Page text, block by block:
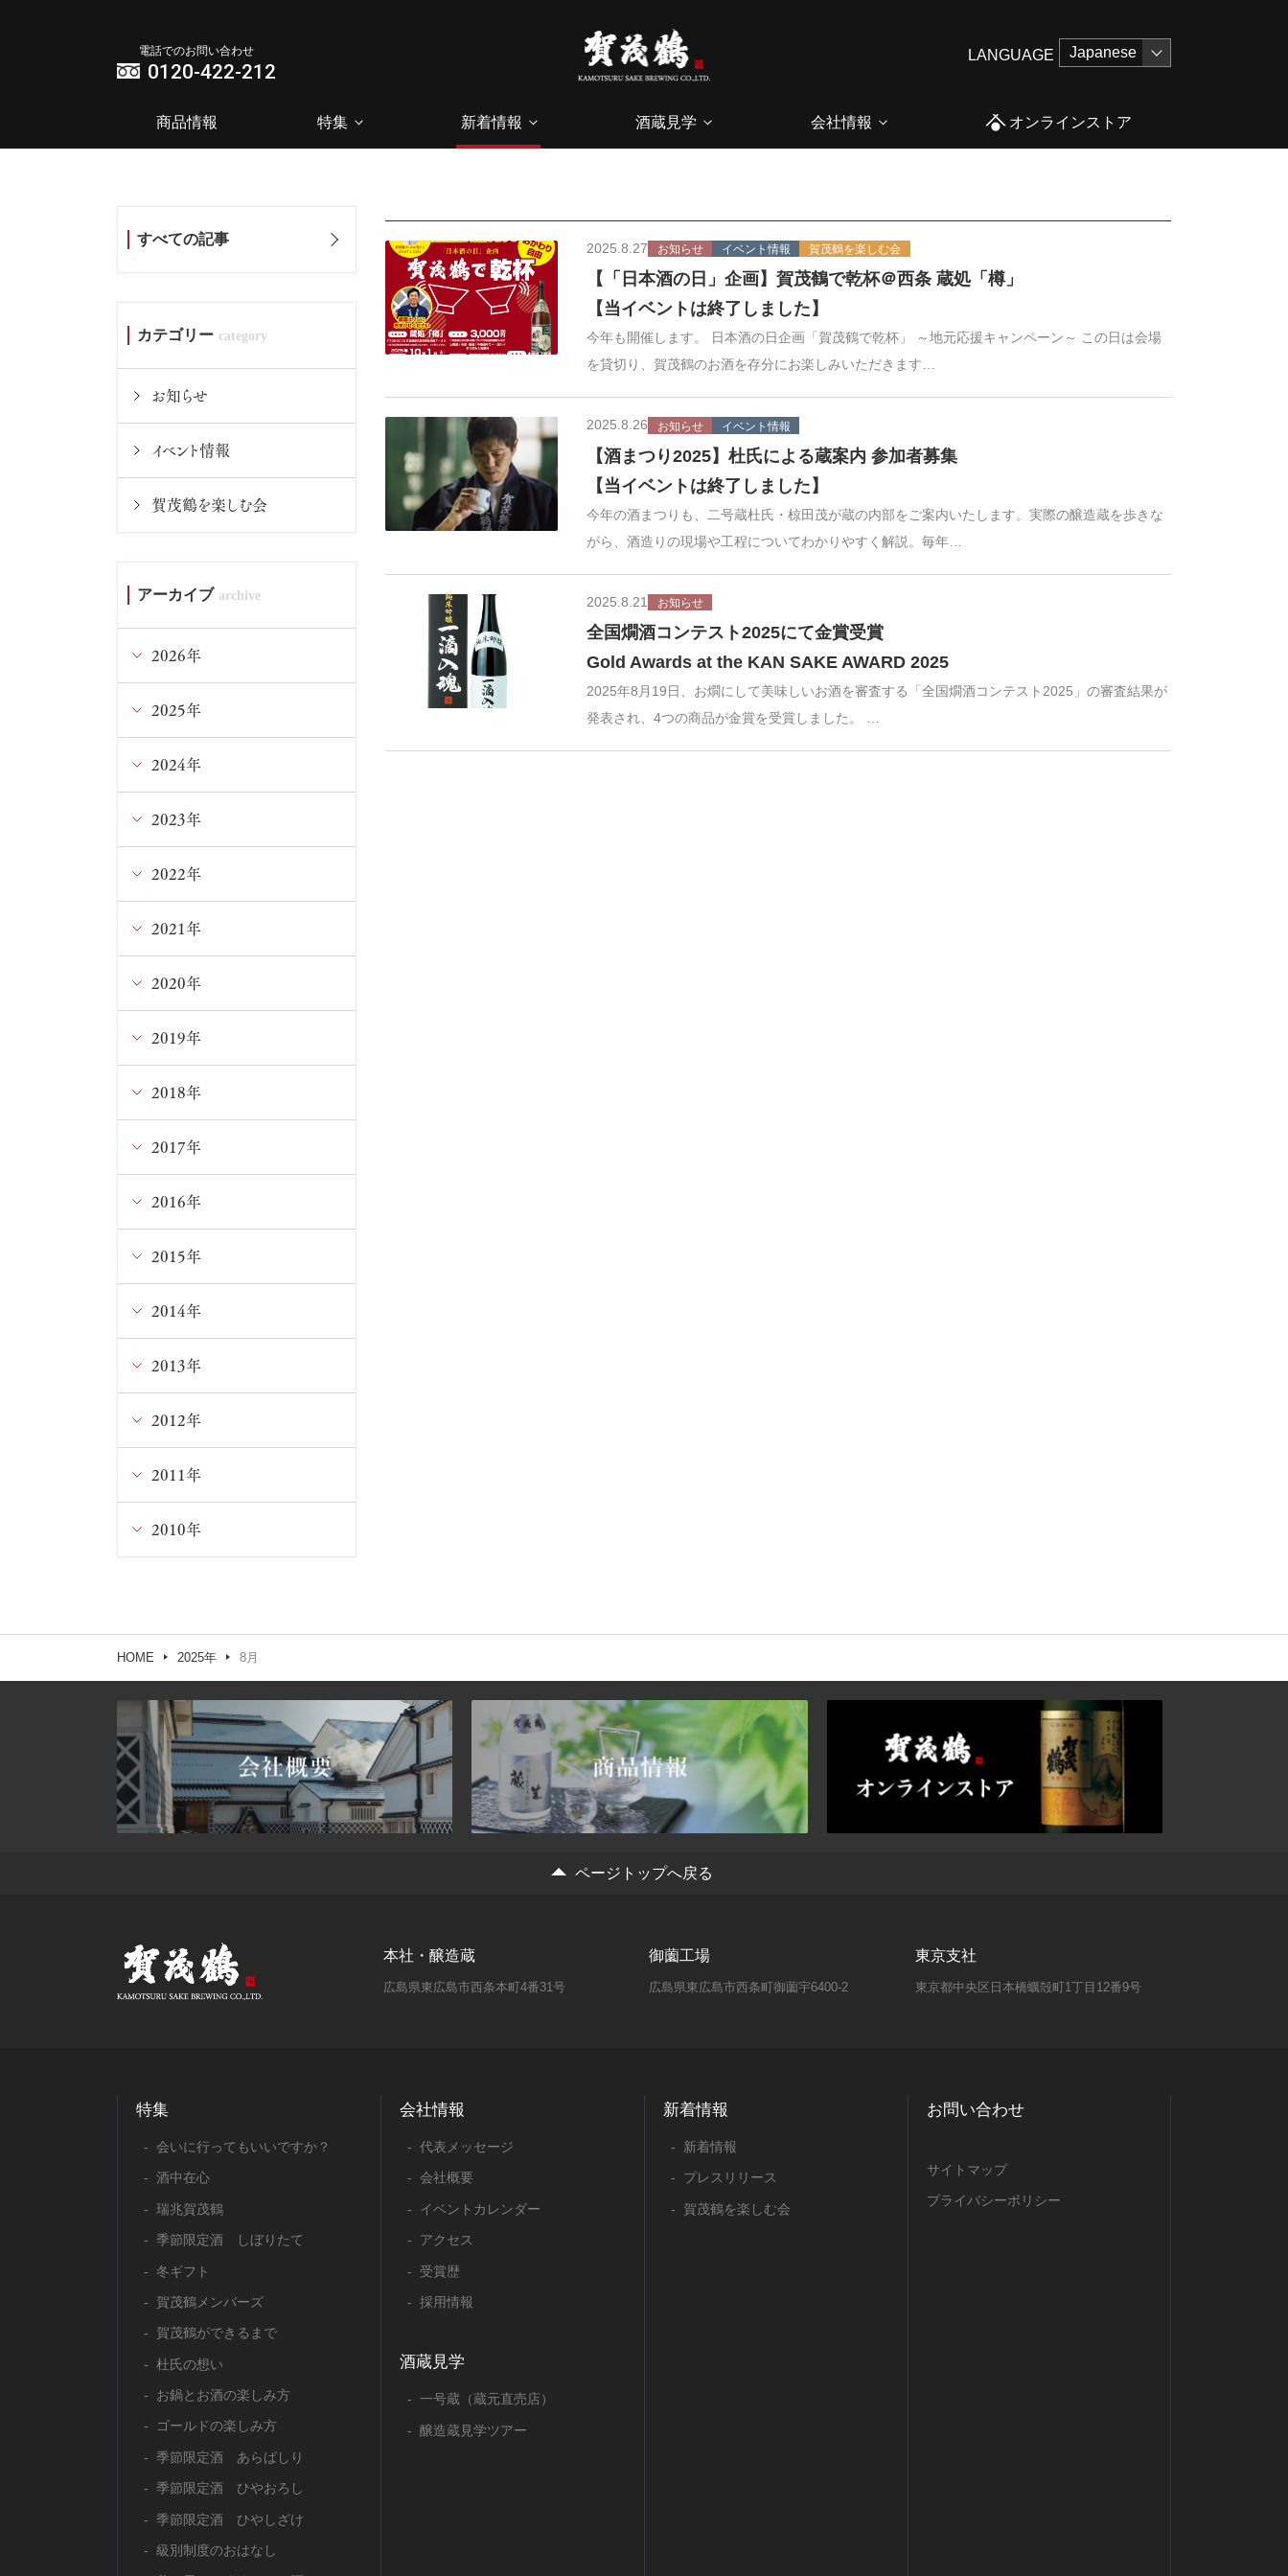
電話でのお問い合わせ
0120-422-212
LANGUAGE
商品情報 特集 新着情報 酒蔵見学 会社情報 オンラインストア
2025.8.27 お知らせ イベント情報 賀茂鶴を楽しむ会
【「日本酒の日」企画】賀茂鶴で乾杯＠西条 蔵処「樽」
【当イベントは終了しました】
今年も開催します。 日本酒の日企画「賀茂鶴で乾杯」 ～地元応援キャンペーン～ この日は会場
を貸切り、賀茂鶴のお酒を存分にお楽しみいただきます…
2025.8.26 お知らせ イベント情報
【酒まつり2025】杜氏による蔵案内 参加者募集
【当イベントは終了しました】
今年の酒まつりも、二号蔵杜氏・椋田茂が蔵の内部をご案内いたします。実際の醸造蔵を歩きな
がら、酒造りの現場や工程についてわかりやすく解説。毎年…
2025.8.21 お知らせ
全国燗酒コンテスト2025にて金賞受賞
Gold Awards at the KAN SAKE AWARD 2025
2025年8月19日、お燗にして美味しいお酒を審査する「全国燗酒コンテスト2025」の審査結果が
発表され、4つの商品が金賞を受賞しました。 …
すべての記事
カテゴリー
お知らせ
イベント情報
賀茂鶴を楽しむ会
アーカイブ
2026年
8月
7月
6月
5月
4月
3月
2025年
12月
11月
10月
9月
8月
7月
2024年
12月
11月
10月
9月
8月
7月
2月
2023年
12月
11月
10月
9月
8月
7月
2022年
12月
11月
10月
9月
8月
5月
2021年
12月
11月
10月
9月
8月
6月
2020年
12月
11月
10月
9月
8月
7月
2019年
12月
11月
10月
9月
8月
7月
2018年
12月
11月
10月
9月
8月
7月
1月
2017年
12月
11月
10月
9月
8月
7月
2月
1月
2016年
12月
11月
10月
9月
8月
6月
3月
2月
1月
2015年
12月
11月
10月
9月
8月
4月
3月
2月
1月
2014年
12月
11月
9月
8月
4月
3月
2月
1月
2013年
12月
11月
10月
8月
7月
6月
5月
4月
2月
1月
2012年
12月
11月
8月
7月
6月
5月
2月
1月
2011年
12月
10月
9月
8月
7月
4月
3月
2010年
11月
10月
9月
8月
3月
HOME 2025年 8月
ページトップへ戻る
本社・醸造蔵
広島県東広島市西条本町4番31号
御薗工場
広島県東広島市西条町御薗宇6400-2
東京支社
東京都中央区日本橋蠣殻町1丁目12番9号
特集
会いに行ってもいいですか？
酒中在心
瑞兆賀茂鶴
季節限定酒 しぼりたて
冬ギフト
賀茂鶴メンバーズ
賀茂鶴ができるまで
杜氏の想い
お鍋とお酒の楽しみ方
ゴールドの楽しみ方
季節限定酒 あらばしり
季節限定酒 ひやおろし
季節限定酒 ひやしざけ
級別制度のおはなし
会社情報
代表メッセージ
会社概要
イベントカレンダー
アクセス
受賞歴
採用情報
酒蔵見学
一号蔵（蔵元直売店）
醸造蔵見学ツアー
新着情報
新着情報
プレスリリース
賀茂鶴を楽しむ会
お問い合わせ
サイトマップ
プライバシーポリシー